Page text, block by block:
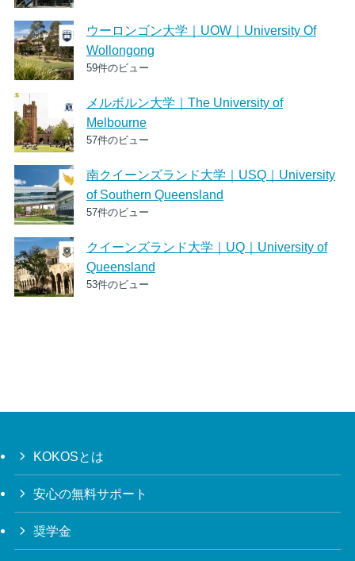
ウーロンゴン大学｜UOW｜University Of
Wollongong
59件のビュー
メルボルン大学｜The University of
Melbourne
57件のビュー
南クイーンズランド大学｜USQ｜University
of Southern Queensland
57件のビュー
クイーンズランド大学｜UQ｜University of
Queensland
53件のビュー
KOKOSとは
安心の無料サポート
奨学金